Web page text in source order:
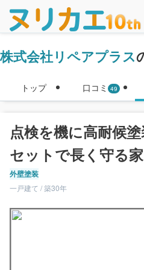
株式会社リペアプラス
トップ 口コミ 49
点検を機に高耐候
セットで長く守る家
外壁塗装
一戸建て / 築30年